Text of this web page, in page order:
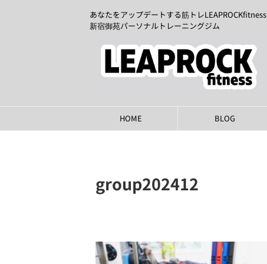
あなたをアップデートする筋トレLEAPROCKfitness
新宿御苑パーソナルトレーニングジム
HOME BLOG
group202412